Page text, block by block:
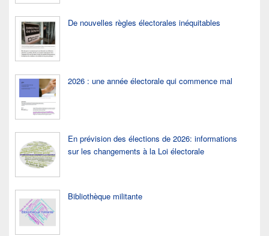
De nouvelles règles électorales inéquitables
2026 : une année électorale qui commence mal
En prévision des élections de 2026: informations
sur les changements à la Loi électorale
Bibliothèque militante